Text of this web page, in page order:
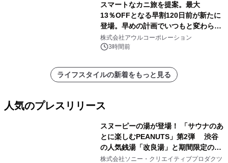
スマートなカニ旅を提案。最大
13％OFFとなる早割120日前が新たに
登場。早めの計画でいつもと変わらぬ
大人の冬旅を。ー夕日ヶ浦温泉「佳松
苑 別邸ふうか」ー
株式会社アウルコーポレーション
3時間前
ライフスタイルの新着をもっと見る
人気のプレスリリース
スヌーピーの湯が登場！ 「サウナのあ
とに楽しむPEANUTS」第2弾 渋谷
の人気銭湯「改良湯」と期間限定のコ
ラボレーション サウナイキタイコラ
株式会社ソニー・クリエイティブプロダクツ